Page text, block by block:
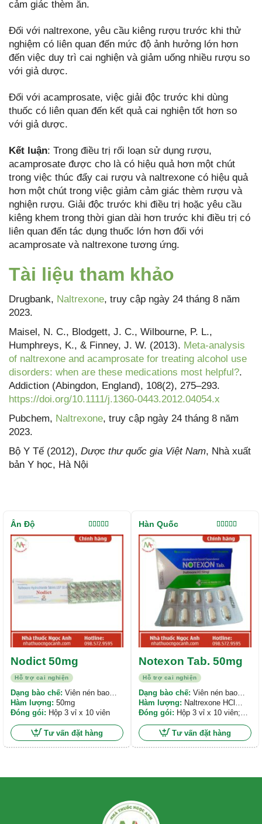
cảm giác thèm ăn.
Đối với naltrexone, yêu cầu kiêng rượu trước khi thử
nghiệm có liên quan đến mức độ ảnh hưởng lớn hơn
đến việc duy trì cai nghiện và giảm uống nhiều rượu so
với giả dược.
Đối với acamprosate, việc giải độc trước khi dùng
thuốc có liên quan đến kết quả cai nghiện tốt hơn so
với giả dược.
Kết luận: Trong điều trị rối loạn sử dụng rượu,
acamprosate được cho là có hiệu quả hơn một chút
trong việc thúc đẩy cai rượu và naltrexone có hiệu quả
hơn một chút trong việc giảm cảm giác thèm rượu và
nghiện rượu. Giải độc trước khi điều trị hoặc yêu cầu
kiêng khem trong thời gian dài hơn trước khi điều trị có
liên quan đến tác dụng thuốc lớn hơn đối với
acamprosate và naltrexone tương ứng.
Tài liệu tham khảo
Drugbank, Naltrexone, truy cập ngày 24 tháng 8 năm
2023.
Maisel, N. C., Blodgett, J. C., Wilbourne, P. L.,
Humphreys, K., & Finney, J. W. (2013). Meta-analysis
of naltrexone and acamprosate for treating alcohol use
disorders: when are these medications most helpful?.
Addiction (Abingdon, England), 108(2), 275–293.
https://doi.org/10.1111/j.1360-0443.2012.04054.x
Pubchem, Naltrexone, truy cập ngày 24 tháng 8 năm
2023.
Bộ Y Tế (2012), Dược thư quốc gia Việt Nam, Nhà xuất
bản Y học, Hà Nội
Hỗ trợ cai nghiện
Nodict 50mg
Được xếp
hạng5.00
Dạng bào chế: Viên nén bao
phim
Hàm lượng: 50mg
Đóng gói: Hộp 3 vỉ x 10 viên
Tư vấn đặt hàng
Ấn Độ
Hỗ trợ cai nghiện
Notexon Tab. 50mg
Được xếp
hạng5.00
sao
Dạng bào chế: Viên nén bao
phim
Hàm lượng: Naltrexone HCl
50mg
Đóng gói: Hộp 3 vỉ x 10 viên;
Tư vấn đặt hàng
Hàn Quốc